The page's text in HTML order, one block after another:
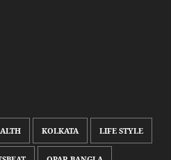
KOLKATA LIFE STYLE